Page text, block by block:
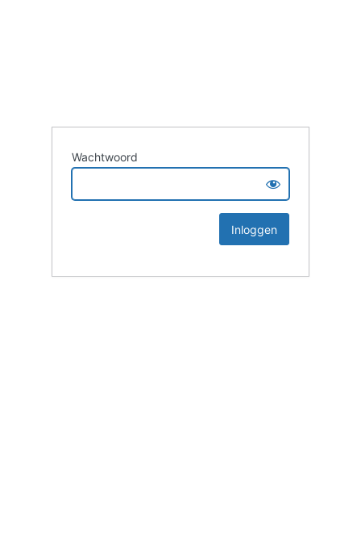
Wachtwoord